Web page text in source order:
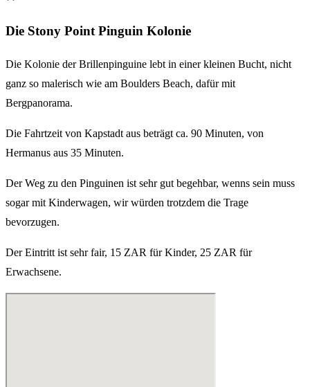
Die Stony Point Pinguin Kolonie
Die Kolonie der Brillenpinguine lebt in einer kleinen Bucht, nicht
ganz so malerisch wie am Boulders Beach, dafür mit
Bergpanorama.
Die Fahrtzeit von Kapstadt aus beträgt ca. 90 Minuten, von
Hermanus aus 35 Minuten.
Der Weg zu den Pinguinen ist sehr gut begehbar, wenns sein muss
sogar mit Kinderwagen, wir würden trotzdem die Trage
bevorzugen.
Der Eintritt ist sehr fair, 15 ZAR für Kinder, 25 ZAR für
Erwachsene.